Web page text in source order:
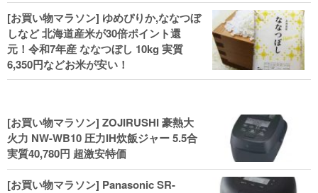
[お買い物マラソン] ゆめぴりか,ななつぼ
しなど 北海道産米が30倍ポイント還
元！令和7年産 ななつぼし 10kg 実質
6,350円などお米が安い！
[お買い物マラソン] ZOJIRUSHI 豪熱大
火力 NW-WB10 圧力IH炊飯ジャー 5.5合
実質40,780円 超激安特価
[お買い物マラソン] Panasonic SR-